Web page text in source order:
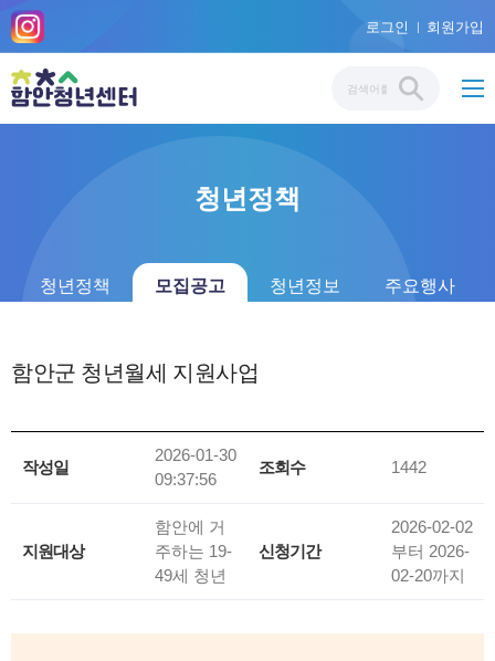
로그인 회원가입
청년정책
청년정책 모집공고 청년정보 주요행사
함안군 청년월세 지원사업
작성일
2026-01-30
09:37:56
조회수 1442
지원대상
함안에 거
주하는 19-
49세 청년
신청기간
2026-02-02
부터 2026-
02-20까지